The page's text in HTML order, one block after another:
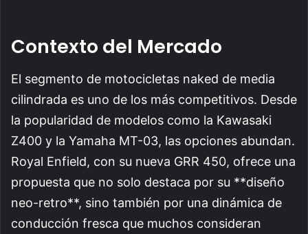
Contexto del Mercado
El segmento de motocicletas naked de media
cilindrada es uno de los más competitivos. Desde
la popularidad de modelos como la Kawasaki
Z400 y la Yamaha MT-03, las opciones abundan.
Royal Enfield, con su nueva GRR 450, ofrece una
propuesta que no solo destaca por su **diseño
neo-retro**, sino también por una dinámica de
conducción fresca que muchos consideran